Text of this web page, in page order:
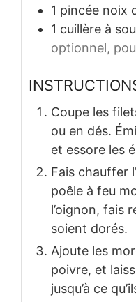
1 pincée noix
1 cuillère à
optionnel,
Coupe les
ou en dés.
et essore les
Fais chauffer
poêle à feu
l’oignon, fais
soient dorés.
Ajoute les
poivre, et
jusqu’à ce